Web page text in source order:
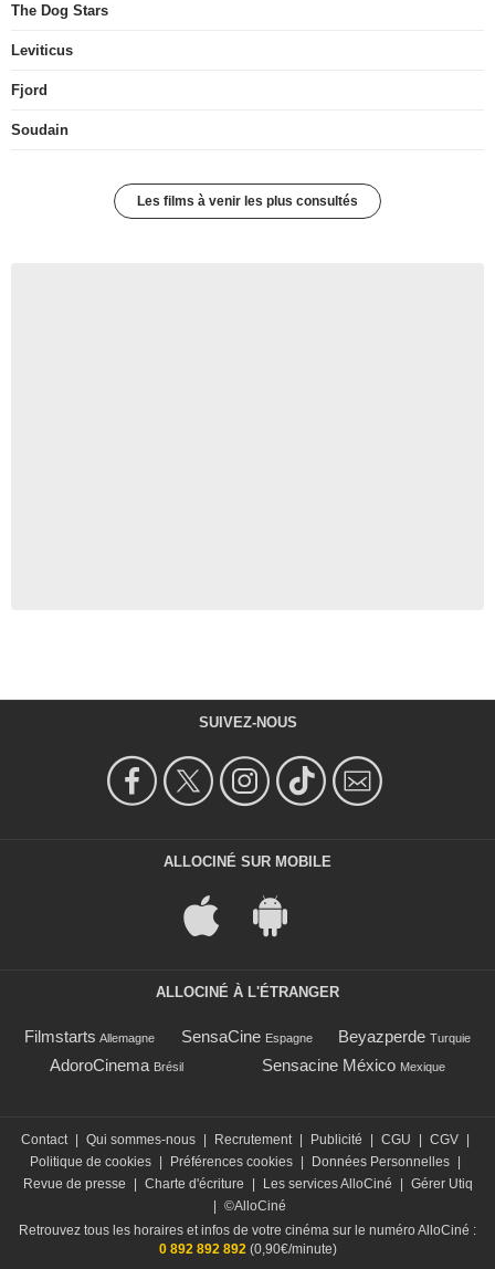
The Dog Stars
Leviticus
Fjord
Soudain
Les films à venir les plus consultés
SUIVEZ-NOUS
ALLOCINÉ SUR MOBILE
ALLOCINÉ À L'ÉTRANGER
Filmstarts Allemagne SensaCine Espagne Beyazperde Turquie
AdoroCinema Brésil Sensacine México Mexique
Contact | Qui sommes-nous | Recrutement | Publicité | CGU | CGV |
Politique de cookies | Préférences cookies | Données Personnelles |
Revue de presse
| Charte d'écriture | Les services AlloCiné | Gérer Utiq
| ©AlloCiné
Retrouvez tous les horaires et infos de votre cinéma sur le numéro AlloCiné :
0 892 892 892(0,90€/minute)